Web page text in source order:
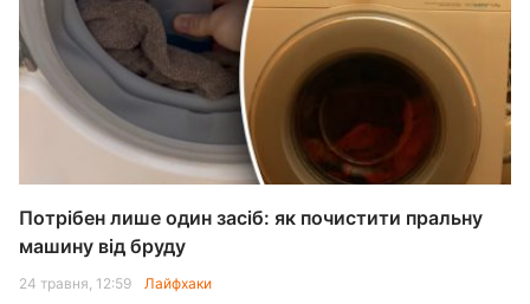
Потрібен лише один засіб: як почистити пральну
машину від бруду
24 травня, 12:59 Лайфхаки